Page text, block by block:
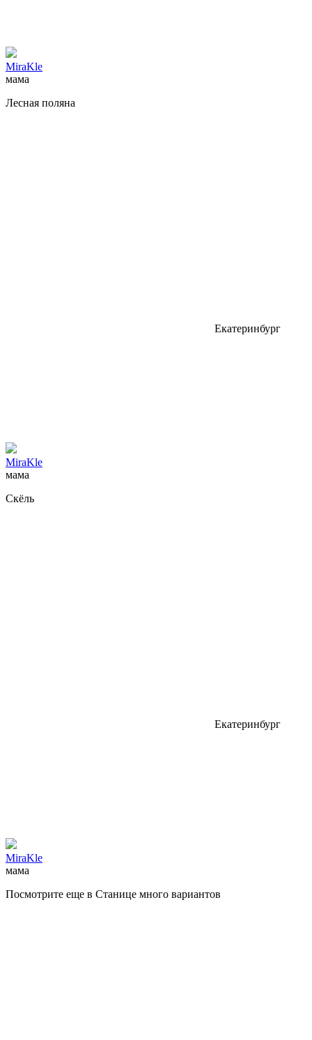
MiraKle
мама
Лесная поляна
Екатеринбург
MiraKle
мама
Скёль
Екатеринбург
MiraKle
мама
Посмотрите еще в Станице много вариантов